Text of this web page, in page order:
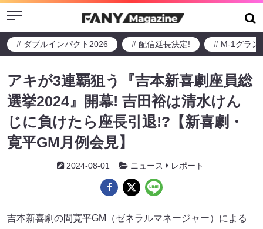
Menu
# ダブルインパクト2026 # 配信延長決定! # M-1グラン
アキが3連覇狙う『吉本新喜劇座員総
選挙2024』開幕! 吉田裕は清水けん
じに負けたら座長引退!?【新喜劇・
寛平GM月例会見】
2024-08-01 ニュース レポート
吉本新喜劇の間寛平GM（ゼネラルマネージャー）による